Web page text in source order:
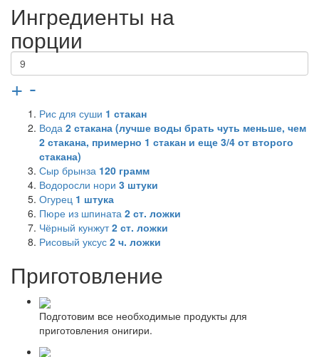
Ингредиенты на
порции
+ -
Рис для суши 1 стакан
Вода 2 стакана (лучше воды брать чуть меньше, чем
2 стакана, примерно 1 стакан и еще 3/4 от второго
стакана)
Сыр брынза 120 грамм
Водоросли нори 3 штуки
Огурец 1 штука
Пюре из шпината 2 ст. ложки
Чёрный кунжут2 ст. ложки
Рисовый уксус 2 ч. ложки
Приготовление
Подготовим все необходимые продукты для
приготовления онигири.